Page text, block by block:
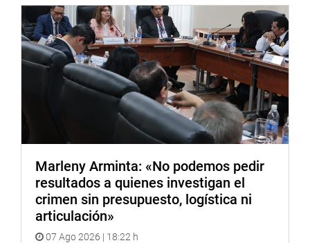
Marleny Arminta: «No podemos pedir
resultados a quienes investigan el
crimen sin presupuesto, logística ni
articulación»
07 Ago 2026 | 18:22 h